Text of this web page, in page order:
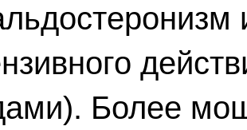
Более